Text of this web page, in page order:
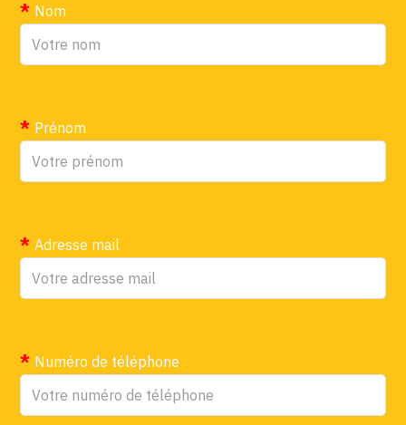
Nom
Prénom
Adresse mail
Numéro de téléphone